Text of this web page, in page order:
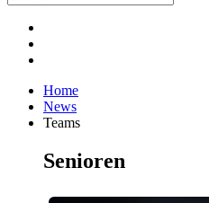
Home
News
Teams
Senioren